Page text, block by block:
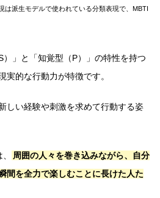
は派生モデルで使われている分類表現で、MBTI
）」と「知覚型（P）」の特性を持つ
実的な行動力が特徴です。
しい経験や刺激を求めて行動する姿
周囲の人々を巻き込みながら、自分
間を全力で楽しむことに長けた人た